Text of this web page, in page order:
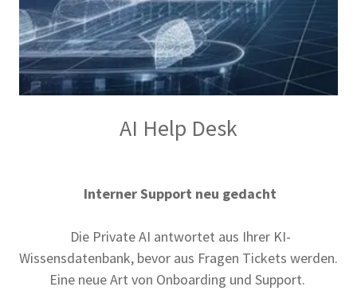
AI Help Desk
Interner Support neu gedacht
Die Private AI antwortet aus Ihrer KI-
Wissensdatenbank, bevor aus Fragen Tickets werden.
Eine neue Art von Onboarding und Support.